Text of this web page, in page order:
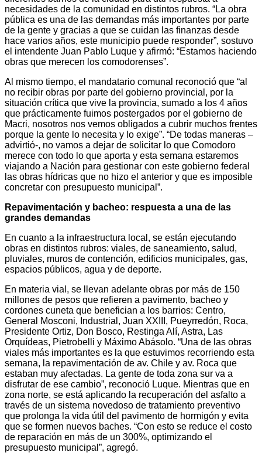
necesidades de la comunidad en distintos rubros. “La obra
pública es una de las demandas más importantes por parte
de la gente y gracias a que se cuidan las finanzas desde
hace varios años, este municipio puede responder”, sostuvo
el intendente Juan Pablo Luque y afirmó: “Estamos haciendo
obras que merecen los comodorenses”.
Al mismo tiempo, el mandatario comunal reconoció que “al
no recibir obras por parte del gobierno provincial, por la
situación crítica que vive la provincia, sumado a los 4 años
que prácticamente fuimos postergados por el gobierno de
Macri, nosotros nos vemos obligados a cubrir muchos frentes
porque la gente lo necesita y lo exige”. “De todas maneras –
advirtió-, no vamos a dejar de solicitar lo que Comodoro
merece con todo lo que aporta y esta semana estaremos
viajando a Nación para gestionar con este gobierno federal
las obras hídricas que no hizo el anterior y que es imposible
concretar con presupuesto municipal”.
Repavimentación y bacheo: respuesta a una de las
grandes demandas
En cuanto a la infraestructura local, se están ejecutando
obras en distintos rubros: viales, de saneamiento, salud,
pluviales, muros de contención, edificios municipales, gas,
espacios públicos, agua y de deporte.
En materia vial, se llevan adelante obras por más de 150
millones de pesos que refieren a pavimento, bacheo y
cordones cuneta que benefician a los barrios: Centro,
General Mosconi, Industrial, Juan XXIII, Pueyrredón, Roca,
Presidente Ortiz, Don Bosco, Restinga Alí, Astra, Las
Orquídeas, Pietrobelli y Máximo Abásolo. “Una de las obras
viales más importantes es la que estuvimos recorriendo esta
semana, la repavimentación de av. Chile y av. Roca que
estaban muy afectadas. La gente de toda zona sur va a
disfrutar de ese cambio”, reconoció Luque. Mientras que en
zona norte, se está aplicando la recuperación del asfalto a
través de un sistema novedoso de tratamiento preventivo
que prolonga la vida útil del pavimento de hormigón y evita
que se formen nuevos baches. “Con esto se reduce el costo
de reparación en más de un 300%, optimizando el
presupuesto municipal”, agregó.